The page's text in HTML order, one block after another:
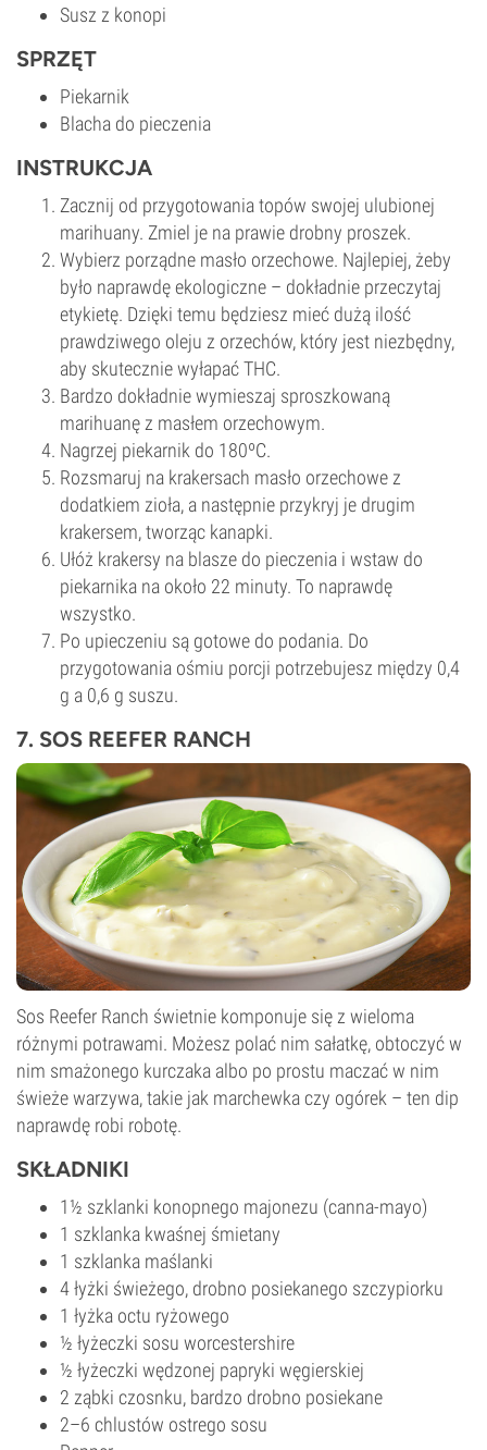
Susz z konopi
SPRZĘT
Piekarnik
Blacha do pieczenia
INSTRUKCJA
Zacznij od przygotowania topów swojej ulubionej
marihuany. Zmiel je na prawie drobny proszek.
Wybierz porządne masło orzechowe. Najlepiej, żeby
było naprawdę ekologiczne – dokładnie przeczytaj
etykietę. Dzięki temu będziesz mieć dużą ilość
prawdziwego oleju z orzechów, który jest niezbędny,
aby skutecznie wyłapać THC.
Bardzo dokładnie wymieszaj sproszkowaną
marihuanę z masłem orzechowym.
Nagrzej piekarnik do 180ºC.
Rozsmaruj na krakersach masło orzechowe z
dodatkiem zioła, a następnie przykryj je drugim
krakersem, tworząc kanapki.
Ułóż krakersy na blasze do pieczenia i wstaw do
piekarnika na około 22 minuty. To naprawdę
wszystko.
Po upieczeniu są gotowe do podania. Do
przygotowania ośmiu porcji potrzebujesz między 0,4
g a 0,6 g suszu.
7. SOS REEFER RANCH
Sos Reefer Ranch świetnie komponuje się z wieloma
różnymi potrawami. Możesz polać nim sałatkę, obtoczyć w
nim smażonego kurczaka albo po prostu maczać w nim
świeże warzywa, takie jak marchewka czy ogórek – ten dip
naprawdę robi robotę.
SKŁADNIKI
1½ szklanki konopnego majonezu (canna-mayo)
1 szklanka kwaśnej śmietany
1 szklanka maślanki
4 łyżki świeżego, drobno posiekanego szczypiorku
1 łyżka octu ryżowego
½ łyżeczki sosu worcestershire
½ łyżeczki wędzonej papryki węgierskiej
2 ząbki czosnku, bardzo drobno posiekane
2–6 chlustów ostrego sosu